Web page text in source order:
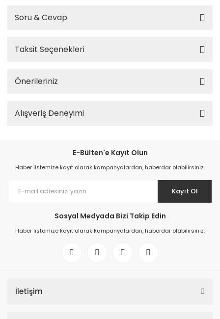
Soru & Cevap
Taksit Seçenekleri
Önerileriniz
Alışveriş Deneyimi
E-Bülten'e Kayıt Olun
Haber listemize kayıt olarak kampanyalardan, haberdar olabilirsiniz.
Kayıt Ol
Sosyal Medyada Bizi Takip Edin
Haber listemize kayıt olarak kampanyalardan, haberdar olabilirsiniz.
İletişim